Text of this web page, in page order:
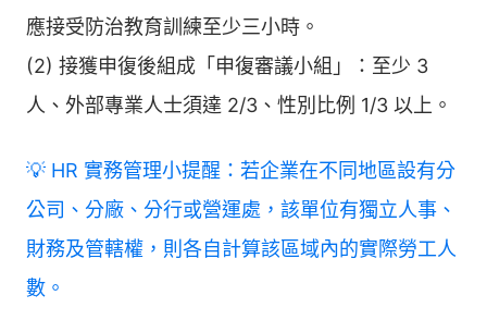
應接受防治教育訓練至少三小時。
(2) 接獲申復後組成「申復審議小組」：至少 3
人、外部專業人士須達 2/3、性別比例 1/3 以上。
💡 HR 實務管理小提醒：若企業在不同地區設有分
公司、分廠、分行或營運處，該單位有獨立人事、
財務及管轄權，則各自計算該區域內的實際勞工人
數。